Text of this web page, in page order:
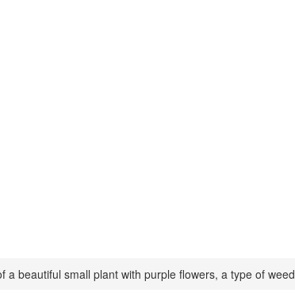
a beautiful small plant with purple flowers, a type of weed